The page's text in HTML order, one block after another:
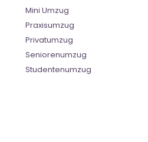
Mini Umzug
Praxisumzug
Privatumzug
Seniorenumzug
Studentenumzug